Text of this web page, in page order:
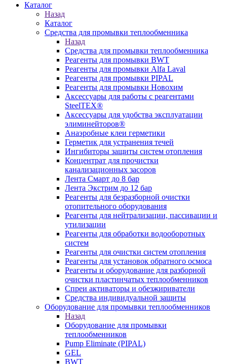
Каталог
Назад
Каталог
Средства для промывки теплообменника
Назад
Средства для промывки теплообменника
Реагенты для промывки BWT
Реагенты для промывки Alfa Laval
Реагенты для промывки PIPAL
Реагенты для промывки Новохим
Аксессуары для работы с реагентами
SteelTEX®
Аксессуары для удобства эксплуатации
элиминейторов®
Анаэробные клеи герметики
Герметик для устранения течей
Ингибиторы защиты систем отопления
Концентрат для прочистки
канализационных засоров
Лента Смарт до 8 бар
Лента Экстрим до 12 бар
Реагенты для безразборной очистки
отопительного оборудования
Реагенты для нейтрализации, пассивации и
утилизации
Реагенты для обработки водооборотных
систем
Реагенты для очистки систем отопления
Реагенты для установок обратного осмоса
Реагенты и оборудование для разборной
очистки пластинчатых теплообменников
Спреи активаторы и обезжириватели
Средства индивидуальной защиты
Оборудование для промывки теплообменников
Назад
Оборудование для промывки
теплообменников
Pump Eliminate (PIPAL)
GEL
BWT